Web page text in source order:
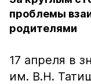
проблемы
родителями
17 апреля в
им. В.Н.